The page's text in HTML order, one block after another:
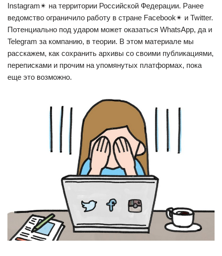
Instagram✴ на территории Российской Федерации. Ранее
ведомство ограничило работу в стране Facebook✴ и Twitter.
Потенциально под ударом может оказаться WhatsApp, да и
Telegram за компанию, в теории. В этом материале мы
расскажем, как сохранить архивы со своими публикациями,
переписками и прочим на упомянутых платформах, пока
еще это возможно.